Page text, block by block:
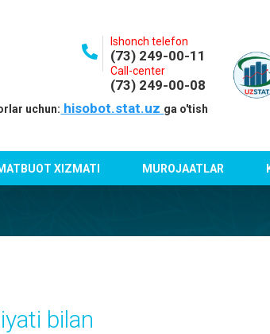
Ishonch telefon
(73) 249-00-11
Call-center
(73) 249-00-08
uchun: hisobot.stat.uz ga o'tish
XIZMATI MUROJAATLAR
bilan